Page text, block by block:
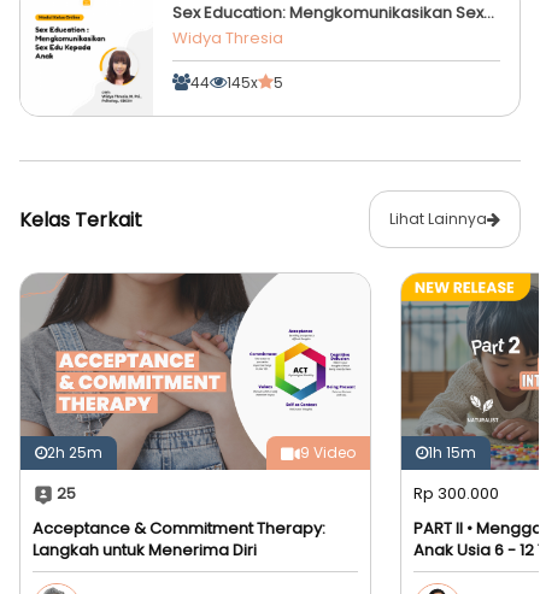
Sex Education: Mengkomunikasikan Sex
Edu Kepada Anak
Widya Thresia
44 145x 5
Kelas Terkait Lihat Lainnya
2h 25m 9 Video
25
Acceptance & Commitment Therapy:
Langkah untuk Menerima Diri
1h 15m
Rp 300.000
PART II •
Anak Usia 6 -
Intelligence